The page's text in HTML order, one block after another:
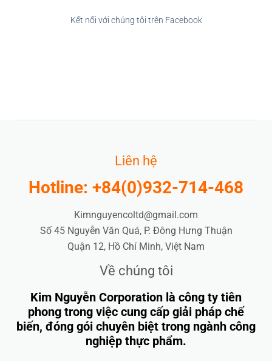
Kết nối với chúng tôi trên Facebook
Liên hệ
Hotline: +84(0)932-714-468
Kimnguyencoltd@gmail.com
Số 45 Nguyễn Văn Quá, P. Đông Hưng Thuận
Quận 12, Hồ Chí Minh, Việt Nam
Về chúng tôi
Kim Nguyễn Corporation là công ty tiên
phong trong việc cung cấp giải pháp chế
biến, đóng gói chuyên biệt trong ngành công
nghiệp thực phẩm.